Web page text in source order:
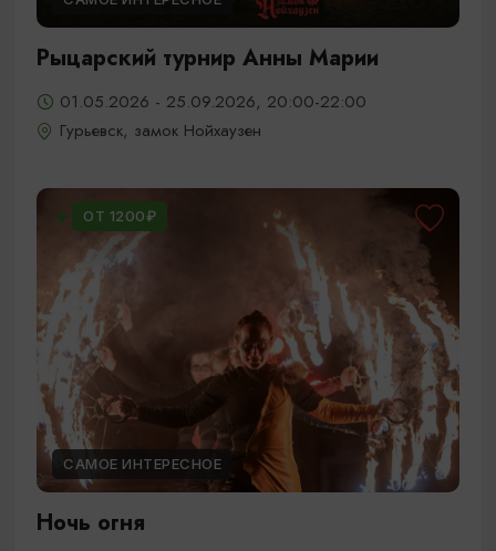
Рыцарский турнир Анны Марии
01.05.2026 - 25.09.2026, 20:00-22:00
Гурьевск, замок Нойхаузен
ОТ 1200₽
САМОЕ ИНТЕРЕСНОЕ
Ночь огня